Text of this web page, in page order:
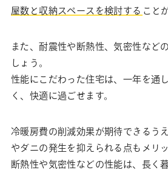
屋数と収納スペースを検討する こと
また、耐震性や断熱性、気密性など
しょう。
性能にこだわった住宅は、一年を通
く、快適に過ごせます。
冷暖房費の削減効果が期待できるう
やダニの発生を抑えられる点もメリッ
断熱性や気密性などの性能は、長く